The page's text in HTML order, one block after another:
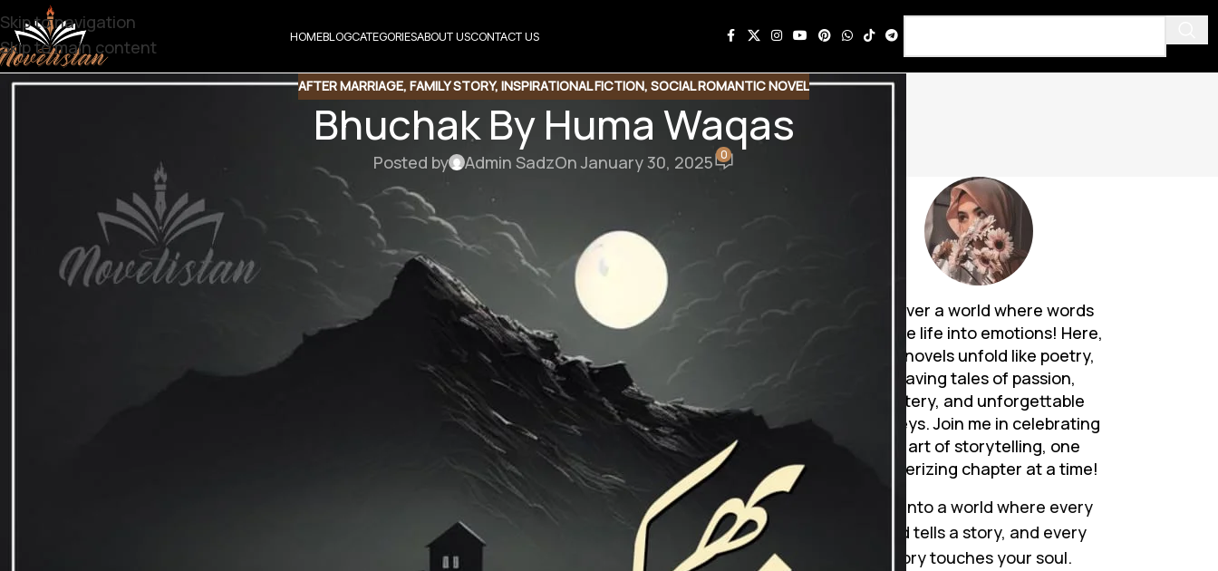
Skip to navigation
Skip to main content
HOMEBLOGCATEGORIESABOUT USCONTACT US
AFTER MARRIAGE, FAMILY STORY, INSPIRATIONAL FICTION, SOCIAL ROMANTIC NOVEL
Bhuchak By Huma Waqas
Posted by Admin SadzOn January 30, 2025 0
Bhuchak By Huma Waqas
“ پلیز صلہ مجھے چھوڑ کر مت جاؤ ۔ “
میں اس کے آگے بے بس کھڑا تھا اور وہ اپنے سوٹ کیس کے ہتھے پر مضبوطی سے ہاتھ جمائے بے حس کھڑی تھی ۔
“ میرا راستہ چھوڑو اظفر ۔ “
میں کوئی ہزارویں دفعہ اس سے معافی مانگ رہا تھا لیکن اس کے چہرے کے
تاثرات سے صاف ظاہر تھا وہ مجھے کبھی معاف نہیں کرے گی ۔
“ نہیں معاف کرنے کے لئے کچھ رہا ہی نہیں ۔ ویسے بھی ہمارے بیچ اب ہے ہی کیا ۔ “
صیح کہہ رہی تھی وہ ۔ ہمارے بیچ تھا ہی کیا ۔
Discover a world where words
breathe life into emotions! Here,
Urdu novels unfold like poetry,
weaving tales of passion,
mystery, and unforgettable
journeys. Join me in celebrating
the art of storytelling, one
mesmerizing chapter at a time!
Step into a world where every
word tells a story, and every
story touches your soul.